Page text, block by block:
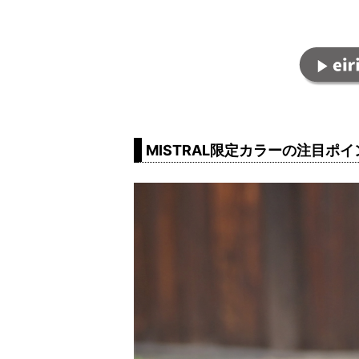
MISTRAL限定カラーの注目ポイ